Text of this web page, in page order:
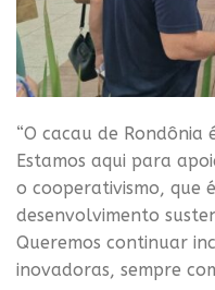
“O cacau de
Estamos aqui para
o cooperativismo, que
desenvolvimento
Queremos continuar
inovadoras, sempre